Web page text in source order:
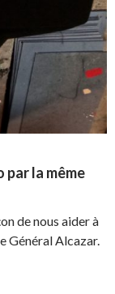
par la même
de nous aider à
Général Alcazar.